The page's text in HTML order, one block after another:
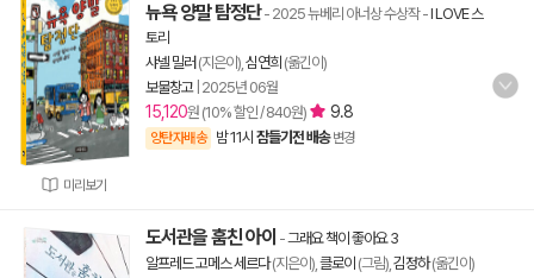
미리보기
뉴욕 양말 탐정단- 2025 뉴베리 아너상 수상작-I LOVE 스
토리
샤넬 밀러 (지은이), 심연희 (옮긴이)
보물창고| 2025년 06월
15,120원 (10% 할인 / 840원) 9.8
양탄자배송 밤 11시 잠들기전 배송 변경
도서관을 훔친 아이 -그래요 책이 좋아요 3
알프레드 고메스 세르다(지은이), 클로이 (그림), 김정하(옮긴이)